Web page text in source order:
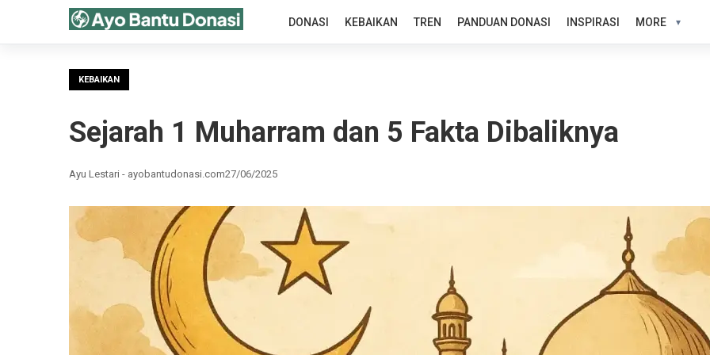
DONASI KEBAIKAN TREN PANDUAN DONASI INSPIRASI MORE
KEBAIKAN
Sejarah 1 Muharram dan 5 Fakta Dibaliknya
Ayu Lestari - ayobantudonasi.com27/06/2025